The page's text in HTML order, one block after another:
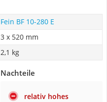
Fein BF 10-280 E
3 x 520 mm
2,1 kg
Nachteile
relativ hohes